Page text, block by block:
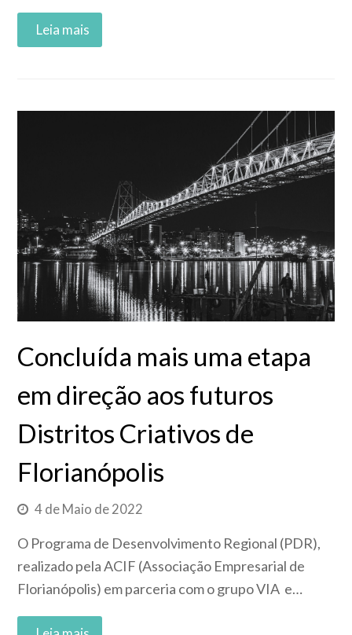
Concluída mais uma etapa
em direção aos futuros
Distritos Criativos de
Florianópolis
4 de Maio de 2022
O Programa de Desenvolvimento Regional (PDR),
realizado pela ACIF (Associação Empresarial de
Florianópolis) em parceria com o grupo VIA e…